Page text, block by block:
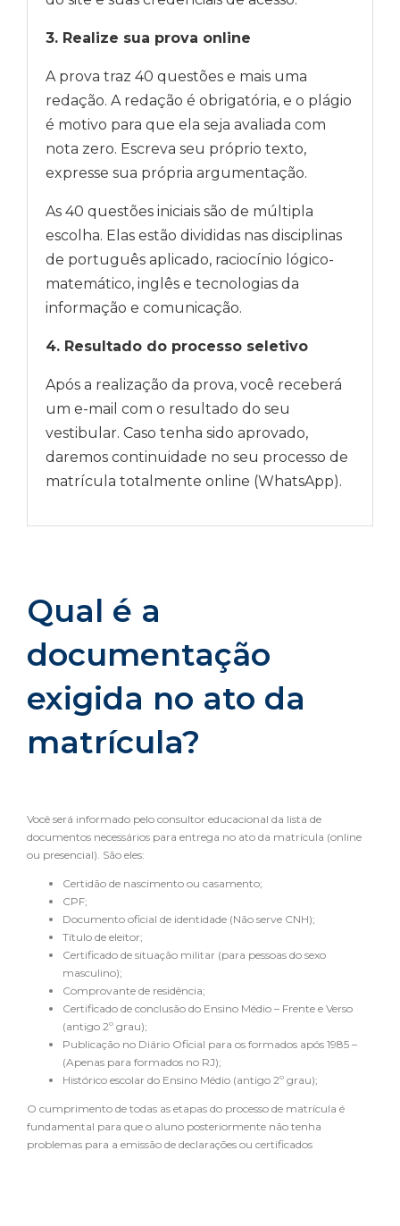
3. Realize sua prova online
A prova traz 40 questões e mais uma
redação. A redação é obrigatória, e o plágio
é motivo para que ela seja avaliada com
nota zero. Escreva seu próprio texto,
expresse sua própria argumentação.
As 40 questões iniciais são de múltipla
escolha. Elas estão divididas nas disciplinas
de português aplicado, raciocínio lógico-
matemático, inglês e tecnologias da
informação e comunicação.
4. Resultado do processo seletivo
Após a realização da prova, você receberá
um e-mail com o resultado do seu
vestibular. Caso tenha sido aprovado,
daremos continuidade no seu processo de
matrícula totalmente online (WhatsApp).
Qual é a
documentação
exigida no ato da
matrícula?
Você será informado pelo consultor educacional da lista de
documentos necessários para entrega no ato da matrícula (online
ou presencial). São eles:
Certidão de nascimento ou casamento;
CPF;
Documento oficial de identidade (Não serve CNH);
Título de eleitor;
Certificado de situação militar (para pessoas do sexo
masculino);
Comprovante de residência;
Certificado de conclusão do Ensino Médio – Frente e Verso
(antigo 2º grau);
Publicação no Diário Oficial para os formados após 1985 –
(Apenas para formados no RJ);
Histórico escolar do Ensino Médio (antigo 2º grau);
O cumprimento de todas as etapas do processo de matrícula é
fundamental para que o aluno posteriormente não tenha
problemas para a emissão de declarações ou certificados